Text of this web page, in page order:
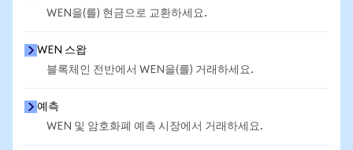
WEN을(를) 현금으로 교환하세요.
WEN 스왑
블록체인 전반에서 WEN을(를) 거래하세요.
예측
WEN 및 암호화폐 예측 시장에서 거래하세요.